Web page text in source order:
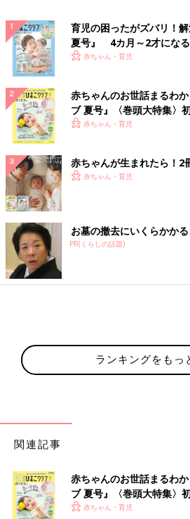
育児の困ったがズバリ！
夏号』 4カ月～2才にな
いっぱい！
赤ちゃん・育児
赤ちゃんのお世話まるわ
ブ 夏号』〈巻頭大特集〉
く！ おっぱい・ミルクの
赤ちゃん・育児
赤ちゃんが生まれたら！2
赤ちゃん・育児
お墓の撤去にいくらかか
PR(くらしの話題)
ランキングをもっ
関連記事
赤ちゃんのお世話まるわ
ブ 夏号』〈巻頭大特集〉
く！ おっぱい・ミルクの
赤ちゃん・育児